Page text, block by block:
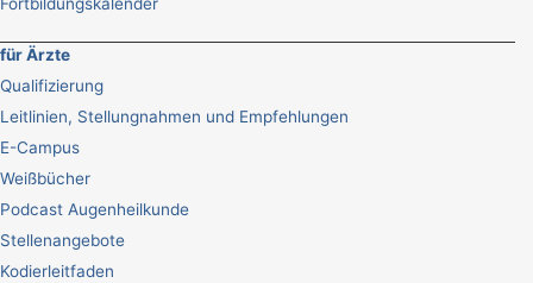
für Ärzte
Qualifizierung
Leitlinien, Stellungnahmen und Empfehlungen
E-Campus
Weißbücher
Podcast Augenheilkunde
Stellenangebote
Kodierleitfaden